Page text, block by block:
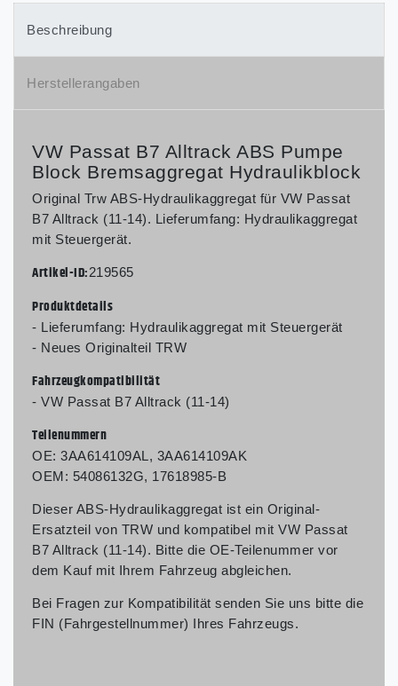
Beschreibung
Herstellerangaben
VW Passat B7 Alltrack ABS Pumpe
Block Bremsaggregat Hydraulikblock
Original Trw ABS-Hydraulikaggregat für VW Passat
B7 Alltrack (11-14). Lieferumfang: Hydraulikaggregat
mit Steuergerät.
Artikel-ID:219565
Produktdetails
- Lieferumfang: Hydraulikaggregat mit Steuergerät
- Neues Originalteil TRW
Fahrzeugkompatibilität
- VW Passat B7 Alltrack (11-14)
Teilenummern
OE: 3AA614109AL, 3AA614109AK
OEM: 54086132G, 17618985-B
Dieser ABS-Hydraulikaggregat ist ein Original-
Ersatzteil von TRW und kompatibel mit VW Passat
B7 Alltrack (11-14). Bitte die OE-Teilenummer vor
dem Kauf mit Ihrem Fahrzeug abgleichen.
Bei Fragen zur Kompatibilität senden Sie uns bitte die
FIN (Fahrgestellnummer) Ihres Fahrzeugs.